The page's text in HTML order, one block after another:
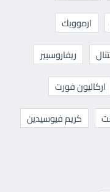
ارموويك
ريفاروسبير
اركاليون فورت
كريم فيوسيدين